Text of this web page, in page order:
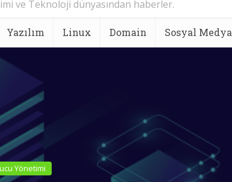
ve Teknoloji dünyasından haberler.
Yazılım Linux Domain Sosyal Medya
Yönetimi